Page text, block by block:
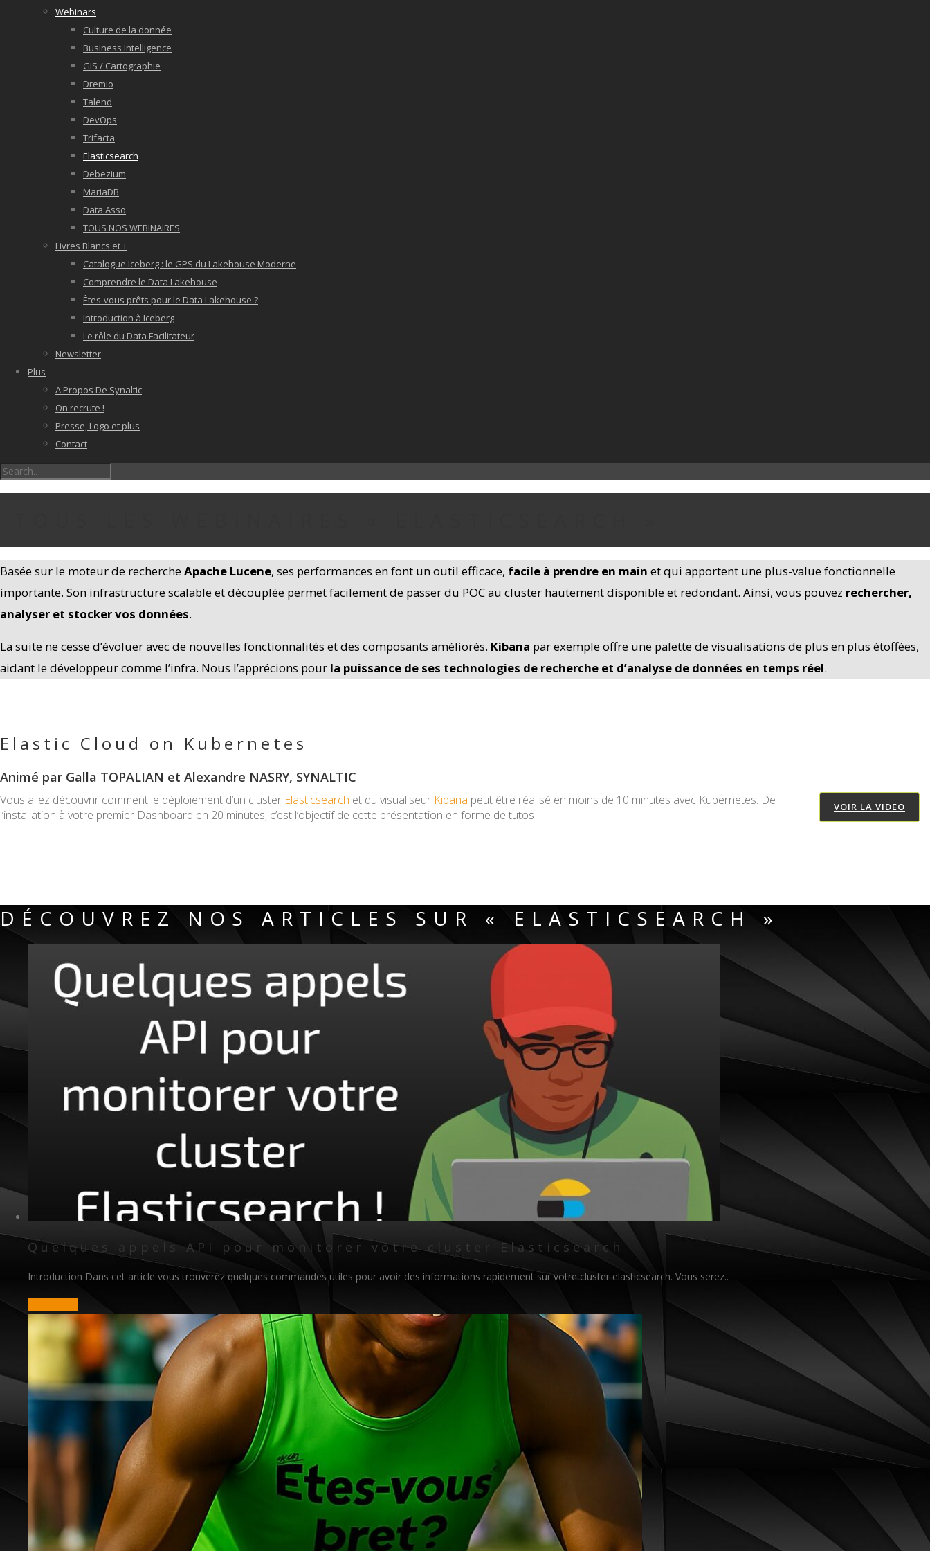
Webinars
Culture de la donnée
Business Intelligence
GIS / Cartographie
Dremio
Talend
DevOps
Trifacta
Elasticsearch
Debezium
MariaDB
Data Asso
TOUS NOS WEBINAIRES
Livres Blancs et +
Catalogue Iceberg : le GPS du Lakehouse Moderne
Comprendre le Data Lakehouse
Êtes-vous prêts pour le Data Lakehouse ?
Introduction à Iceberg
Le rôle du Data Facilitateur
Newsletter
Plus
A Propos De Synaltic
On recrute !
Presse, Logo et plus
Contact
Basée sur le moteur de rechercheApache Lucene, ses performances en font un outil efficace, facile à prendre en main et qui apportent une plus-value fonctionnelle
importante. Son infrastructure scalable et découplée permet facilement de passer du POC au cluster hautement disponible et redondant. Ainsi, vous pouvez rechercher,
analyser et stocker vos données.
La suite ne cesse d’évoluer avec de nouvelles fonctionnalités et des composants améliorés. Kibana par exemple offre une palette de visualisations de plus en plus étoffées,
aidant le développeur comme l’infra. Nous l’apprécions pour la puissance de ses technologies de recherche et d’analyse de données en temps réel.
Elastic Cloud on Kubernetes
Animé par Galla TOPALIAN et Alexandre NASRY, SYNALTIC
VOIR LA VIDEO
Vous allez découvrir comment le déploiement d’un cluster Elasticsearch et du visualiseur Kibana peut être réalisé en moins de 10 minutes avec Kubernetes. De
l’installation à votre premier Dashboard en 20 minutes, c’est l’objectif de cette présentation en forme de tutos !
DÉCOUVREZ NOS ARTICLES SUR « ELASTICSEARCH »
Quelques appels API pour monitorer votre cluster Elasticsearch
Introduction Dans cet article vous trouverez quelques commandes utiles pour avoir des informations rapidement sur votre cluster elasticsearch. Vous serez..